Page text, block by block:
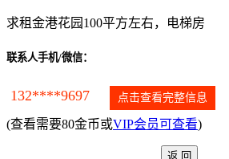
求租金港花园100平方左右，电梯房
联系人手机/微信：
132****9697 点击查看完整信息
(查看需要80金币或VIP会员可查看)